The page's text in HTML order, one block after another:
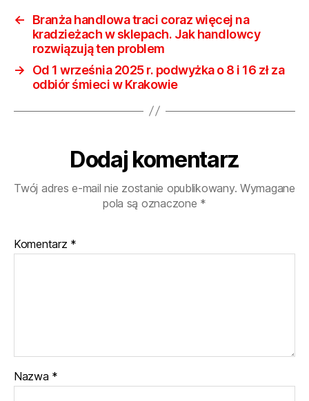
←
Branża handlowa traci coraz więcej na
kradzieżach w sklepach. Jak handlowcy
rozwiązują ten problem
→
Od 1 września 2025 r. podwyżka o 8 i 16 zł za
odbiór śmieci w Krakowie
Dodaj komentarz
Twój adres e-mail nie zostanie opublikowany. Wymagane
pola są oznaczone *
Komentarz *
Nazwa *